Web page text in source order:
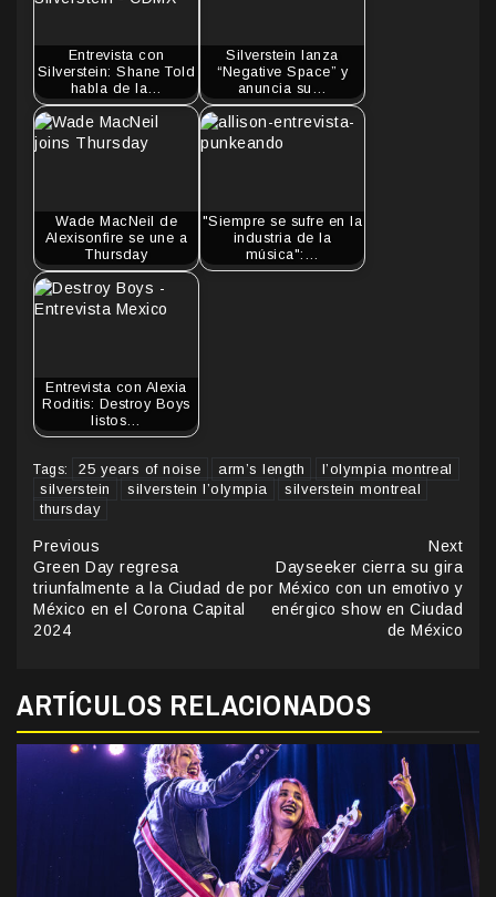
Entrevista con
Silverstein: Shane Told
habla de la…
Silverstein lanza
“Negative Space” y
anuncia su…
Wade MacNeil de
Alexisonfire se une a
Thursday
"Siempre se sufre en la
industria de la
música":…
Entrevista con Alexia
Roditis: Destroy Boys
listos…
Tags: 25 years of noise arm’s length
l’olympia montreal
silverstein
silverstein l’olympia
silverstein montreal
thursday
Continue
Reading
Previous
Green Day regresa
triunfalmente a la Ciudad de
México en el Corona Capital
2024
Next
Dayseeker cierra su gira
por México con un emotivo y
enérgico show en Ciudad
de México
ARTÍCULOS RELACIONADOS